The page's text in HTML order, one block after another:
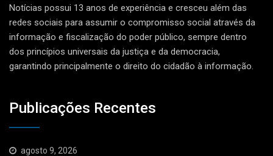
Notícias possui 13 anos de experiência e cresceu além das
redes sociais para assumir o compromisso social através da
informação e fiscalização do poder público, sempre dentro
dos princípios universais da justiça e da democracia,
garantindo principalmente o direito do cidadão à informação.
Publicações Recentes
agosto 9, 2026